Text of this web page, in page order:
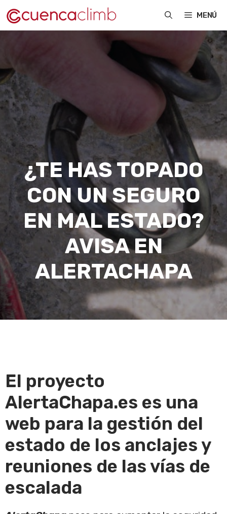
Saltar
al
MENÚ
¿TE HAS TOPADO
CON UN SEGURO
EN MAL ESTADO?
AVISA EN
ALERTACHAPA
El proyecto
AlertaChapa.es es una
web para la gestión del
estado de los anclajes y
reuniones de las vías de
escalada